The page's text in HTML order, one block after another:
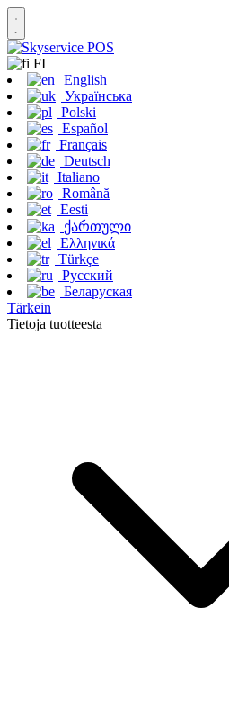
FI
English
Українська
Polski
Español
Français
Deutsch
Italiano
Română
Eesti
ქართული
Ελληνικά
Türkçe
Русский
Беларуская
Tärkein
Tietoja tuotteesta